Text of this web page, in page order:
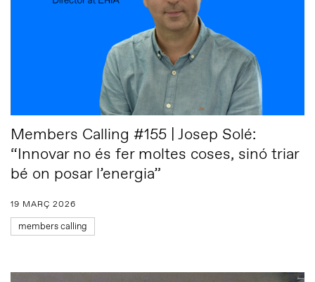
Members Calling #155 | Josep Solé:
“Innovar no és fer moltes coses, sinó triar
bé on posar l’energia”
19 MARÇ 2026
members calling